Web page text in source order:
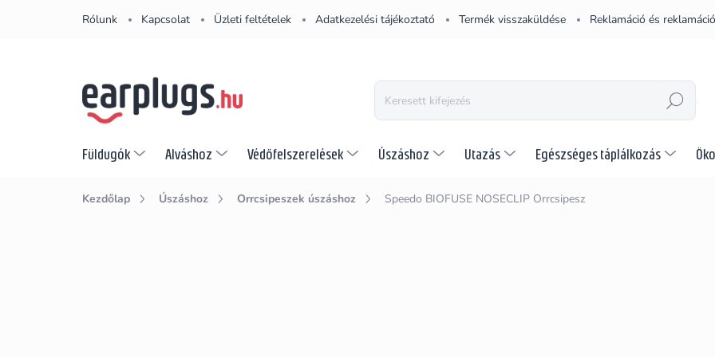
Rólunk Kapcsolat Üzleti feltételek Adatkezelési tájékoztató Termék visszaküldése Reklamáció és
KERESÉS
Füldugók Alváshoz Védőfelszerelések Úszáshoz Utazás Egészséges táplálkozás
Kezdőlap Úszáshoz Orrcsipeszek úszáshoz Speedo BIOFUSE NOSECLIP Orrcsipesz